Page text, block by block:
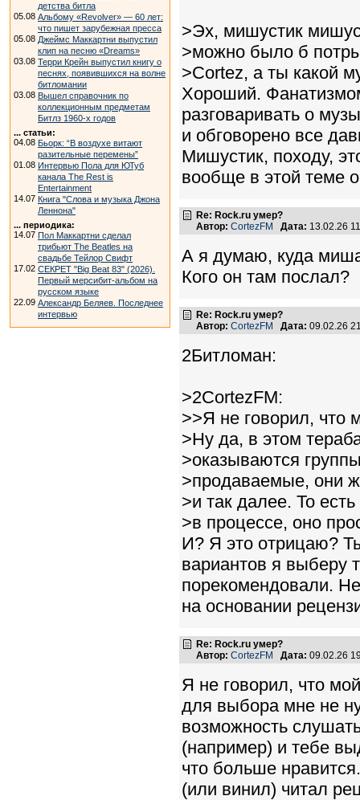
детства битла
05.08 Альбому «Revolver» — 60 лет:
что пишет зарубежная пресса
05.08 Джеймс Маккартни выпустил
клип на песню «Dreams»
03.08 Терри Крейн выпустил книгу о
песнях, появившихся на волне
битломании
03.08 Вышел справочник по
коллекционным предметам
Битлз 1960-х годов
... статьи:
04.08 Бьорк: “В воздухе витают
разительные перемены”
01.08 Интервью Пола для ЮТуб
канала The Rest is
Entertainment
14.07 Книга "Слова и музыка Джона
Леннона"
... периодика:
14.07 Пол Маккартни сделал
трибьют The Beatles на
свадьбе Тейлор Свифт
17.02 СЕКРЕТ "Big Beat 83" (2026).
Первый мерсибит-альбом на
русском языке
22.09 Александр Беляев. Последнее
интервью
>Эх, мишустик
>можно было б
>Cortez, а ты какой
Хороший.
разговаривать о
и обговорено все
Мишустик, походу,
вообще в этой теме
Re: Rock.ru умер?
Автор: CortezFM Дата: 13.02.26
А я думаю, куда
Кого он там послал?
Re: Rock.ru умер?
Автор: CortezFM Дата: 09.02.26
2Битломан:
>2CortezFM:
>>Я не говорил, что
>Ну да, в этом
>оказываются
>продаваемые, они
>и так далее. То
>в процессе, оно
И? Я это отрицаю?
вариантов я выберу
порекомендовали.
на основании
Re: Rock.ru умер?
Автор: CortezFM Дата: 09.02.26
Я не говорил, что
для выбора мне не
возможность
(например) и тебе
что больше
(или винил) читал